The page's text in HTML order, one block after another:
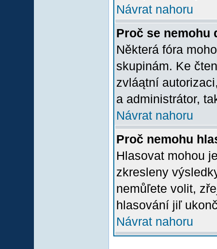
Návrat nahoru
Proč se nemohu
Některá fóra
skupinám. Ke
zvláątní
a administrátor,
Návrat nahoru
Proč nemohu
Hlasovat mohou
zkresleny
nemůľete volit,
hlasování jiľ
Návrat nahoru